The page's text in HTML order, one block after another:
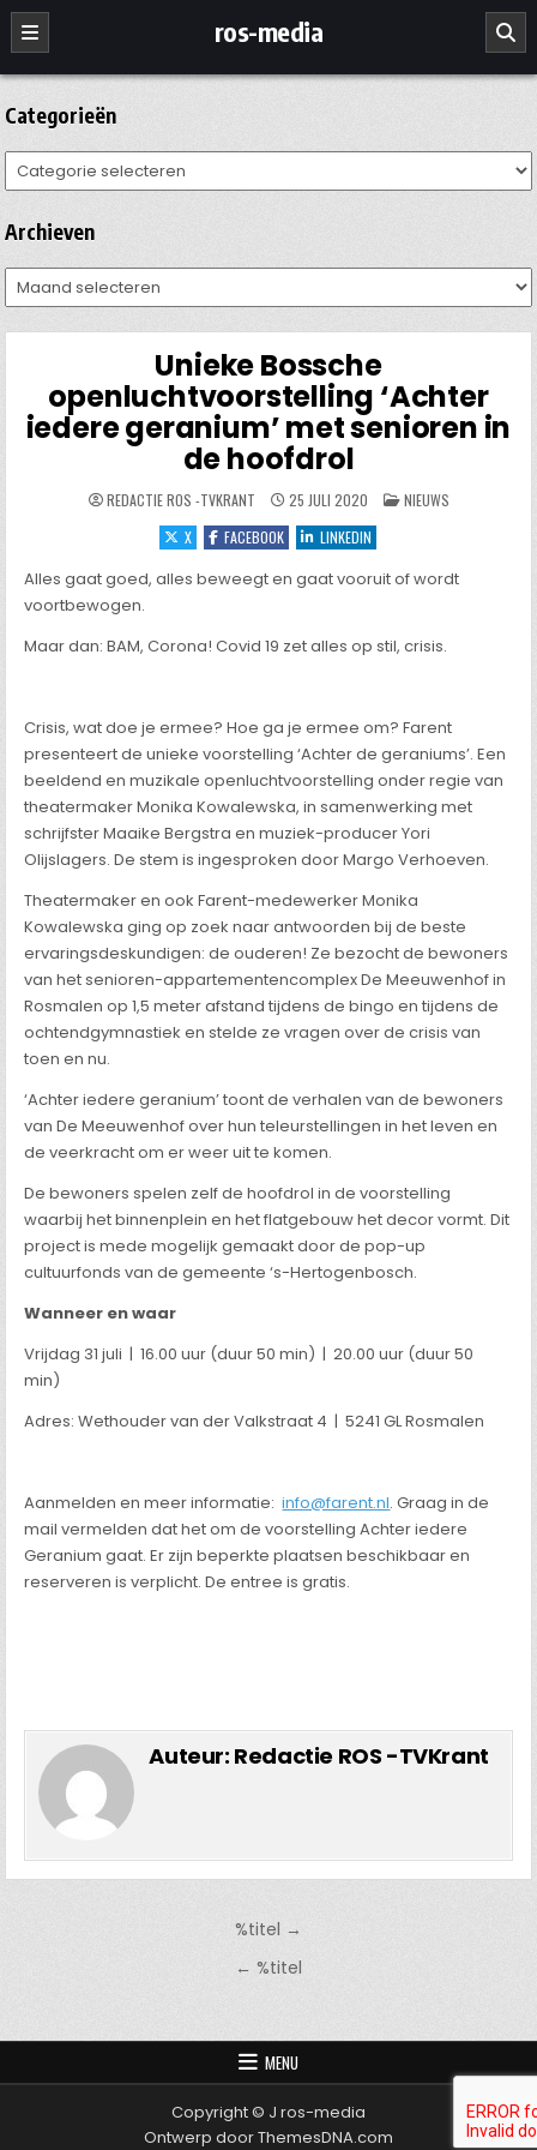
Ga
naar
de
inhoud
ros-media
Categorieën
Categorieën
Archieven
Archieven
Unieke Bossche
openluchtvoorstelling ‘Achter
iedere geranium’ met senioren in
de hoofdrol
REDACTIE ROS -TVKRANT 25 JULI 2020 GEPLAATST
IN
NIEUWS
X
FACEBOOK LINKEDIN
Alles gaat goed, alles beweegt en gaat vooruit of wordt
voortbewogen.
Maar dan: BAM, Corona! Covid 19 zet alles op stil, crisis.
Crisis, wat doe je ermee? Hoe ga je ermee om? Farent
presenteert de unieke voorstelling ‘Achter de geraniums’. Een
beeldend en muzikale openluchtvoorstelling onder regie van
theatermaker Monika Kowalewska, in samenwerking met
schrijfster Maaike Bergstra en muziek-producer Yori
Olijslagers. De stem is ingesproken door Margo Verhoeven.
Theatermaker en ook Farent-medewerker Monika
Kowalewska ging op zoek naar antwoorden bij de beste
ervaringsdeskundigen: de ouderen! Ze bezocht de bewoners
van het senioren-appartementencomplex De Meeuwenhof in
Rosmalen op 1,5 meter afstand tijdens de bingo en tijdens de
ochtendgymnastiek en stelde ze vragen over de crisis van
toen en nu.
‘Achter iedere geranium’ toont de verhalen van de bewoners
van De Meeuwenhof over hun teleurstellingen in het leven en
de veerkracht om er weer uit te komen.
De bewoners spelen zelf de hoofdrol in de voorstelling
waarbij het binnenplein en het flatgebouw het decor vormt. Dit
project is mede mogelijk gemaakt door de pop-up
cultuurfonds van de gemeente ‘s-Hertogenbosch.
Wanneer en waar
Vrijdag 31 juli | 16.00 uur (duur 50 min) | 20.00 uur (duur 50
min)
Adres: Wethouder van der Valkstraat 4 | 5241 GL Rosmalen
Aanmelden en meer informatie:info@farent.nl. Graag in de
mail vermelden dat het om de voorstelling Achter iedere
Geranium gaat. Er zijn beperkte plaatsen beschikbaar en
reserveren is verplicht. De entree is gratis.
Auteur: Redactie ROS -TVKrant
%titel →
← %titel
MENU
Copyright © J ros-media
Ontwerp door ThemesDNA.com